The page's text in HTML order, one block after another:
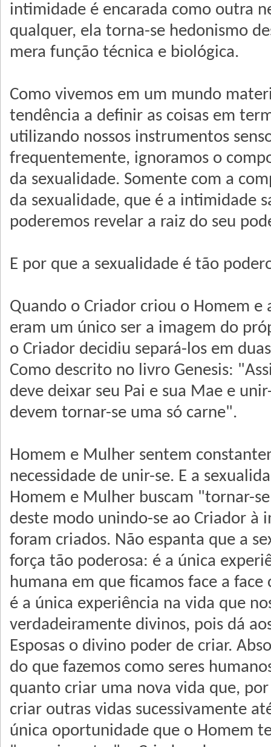
intimidade é encarada como outra
qualquer, ela torna-se hedonismo
mera função técnica e biológica.
Como vivemos em um mundo
tendência a definir as coisas em
utilizando nossos instrumentos
frequentemente, ignoramos o
da sexualidade. Somente com a
da sexualidade, que é a intimidade
poderemos revelar a raiz do seu
E por que a sexualidade é tão
Quando o Criador criou o Homem e
eram um único ser a imagem do
o Criador decidiu separá-los em
Como descrito no livro Genesis:
deve deixar seu Pai e sua Mae e
devem tornar-se uma só carne".
Homem e Mulher sentem
necessidade de unir-se. E a
Homem e Mulher buscam "tornar-
deste modo unindo-se ao Criador à
foram criados. Não espanta que a
forҫa tão poderosa: é a única
humana em que ficamos face a face
é a única experiência na vida que
verdadeiramente divinos, pois dá
Esposas o divino poder de criar.
do que fazemos como seres
quanto criar uma nova vida que, por
criar outras vidas sucessivamente
única oportunidade que o Homem